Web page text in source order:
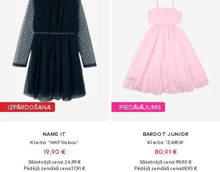
IZPĀRDOŠANA
NAME IT
Kleita 'NKFVabos'
19,90 €
Sākotnējā cena: 24,99 €
Pēdējā zemākā cena:17,91 €
PIEDĀVĀJUMS
BARDOT JUNIOR
Kleita 'ZARIA'
80,91 €
Sākotnējā cena: 99,90 €
Pēdējā zemākā cena:69,93 €